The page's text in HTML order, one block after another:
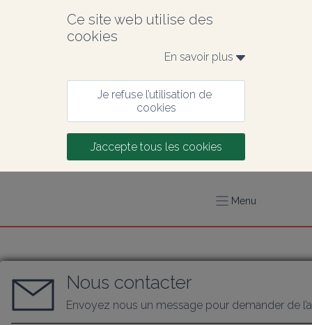
Ce site web utilise des
cookies
En savoir plus
Je refuse l’utilisation de
cookies
J’accepte tous les cookies
Menu
Nous contacter
Envoyez nous un message pour demander de